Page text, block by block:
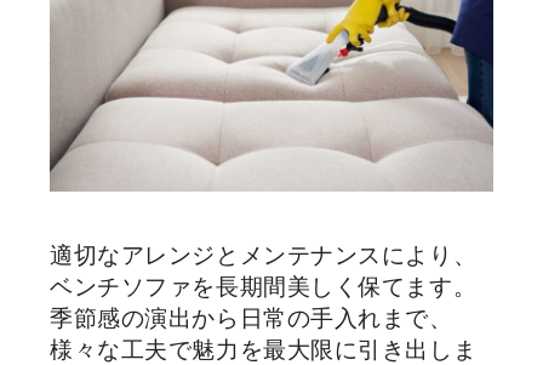
適切なアレンジとメンテナンスにより、
ベンチソファを長期間美しく保てます。
季節感の演出から日常の手入れまで、
様々な工夫で魅力を最大限に引き出しま